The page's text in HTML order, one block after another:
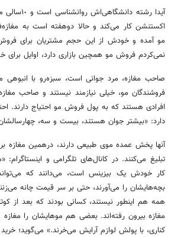
آیدا رشته
اکستنشن کار می‌کند و حالا دوهفته است به
مو آمده و خودش از این حجم مشتریان برای
نمی‌کردم فروش مو همچین بازاری دارد، اوایل
صاحب مغازه، مرد جوانی است، سبزه‌رو با
فروشندگان مو، خیلی نیازمند نیستند و صاحب
افرادی هستند که به پول فروش مو احتیاج دارند.
دارد: «بیشتر جوان هستند، بیست و سه،
آنها پخش عمده موی طبیعی دارند، درهمین مغازه
تبلیغ می‌کنند. در کانال‌های تلگرامی و اینستاگرام:
کار خودش یک بیزینس است، می‌دانند که می‌تواند
بچه‌هایشان را می‌آورند، حتی بر سر قیمت چانه می‌زنند
همه هم اینطور نیستند، کسانی بودند که بعد از
مغازه بیرون رفته‌اند. بعضی هم موهایشان را
کناری، با پولش لوازم آرایش می‌خرند.» می‌گوید؛